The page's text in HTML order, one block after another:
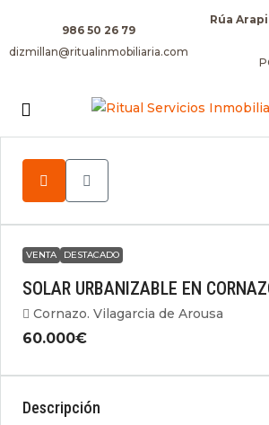
986 50 26 79
dizmillan@ritualinmobiliaria.com
Rúa
VENTA DESTACADO
SOLAR URBANIZABLE EN
Cornazo. Vilagarcia de Arousa
60.000€
Descripción